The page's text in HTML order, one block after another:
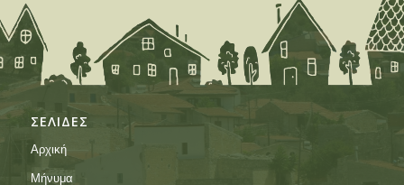
ΣΕΛΙΔΕΣ
Αρχική
Μήνυμα